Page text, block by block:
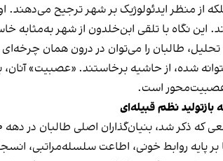
از منظر ایدئولوژیک بر شهر ترجیح می‌دهند.
این نگاه با تلقی ابن‌خلدون از شهر به‌مثابه
طالبان را می‌توان در درون همان
شده، از حاشیه برخاستند. «عصبیت» آنان،
است.
بازتولید نظم قبیله‌ای
بر پایه‌ روابط خونی، اطاعت سلسله‌مراتبی،